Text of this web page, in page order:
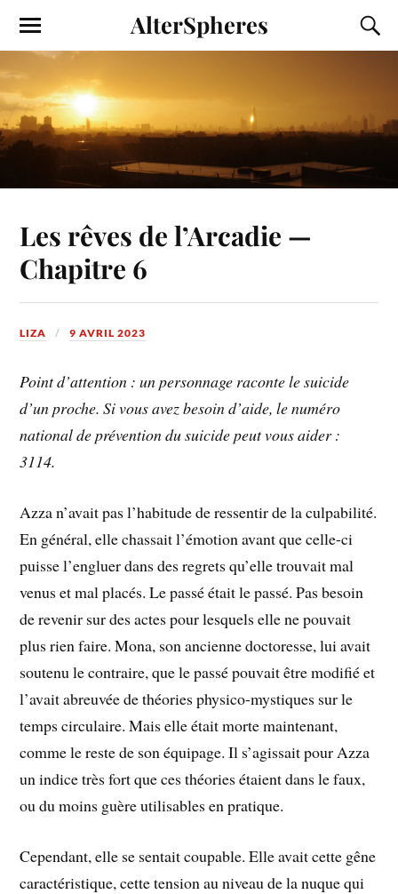
AlterSpheres
Les rêves de l’Arcadie —
Chapitre 6
LIZA 9 AVRIL 2023
Point d’attention : un personnage raconte le suicide
d’un proche. Si vous avez besoin d’aide, le numéro
national de prévention du suicide peut vous aider :
3114.
Azza n’avait pas l’habitude de ressentir de la culpabilité.
En général, elle chassait l’émotion avant que celle-ci
puisse l’engluer dans des regrets qu’elle trouvait mal
venus et mal placés. Le passé était le passé. Pas besoin
de revenir sur des actes pour lesquels elle ne pouvait
plus rien faire. Mona, son ancienne doctoresse, lui avait
soutenu le contraire, que le passé pouvait être modifié et
l’avait abreuvée de théories physico-mystiques sur le
temps circulaire. Mais elle était morte maintenant,
comme le reste de son équipage. Il s’agissait pour Azza
un indice très fort que ces théories étaient dans le faux,
ou du moins guère utilisables en pratique.
Cependant, elle se sentait coupable. Elle avait cette gêne
caractéristique, cette tension au niveau de la nuque qui